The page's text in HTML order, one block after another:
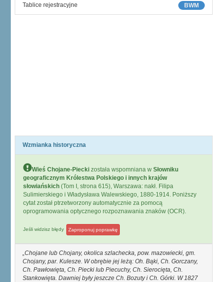
BWM
Tablice rejestracyjne
Wzmianka historyczna
Wieś Chojane-Piecki została wspomniana w Słowniku
geograficznym Królestwa Polskiego i innych krajów
słowiańskich (Tom I, strona 615), Warszawa: nakł. Filipa
Sulimierskiego i Władysława Walewskiego, 1880-1914. Poniższy
cytat został ptrzetworzony automatycznie za pomocą
oprogramowania optycznego rozpoznawania znaków (OCR).
Jeśli widzisz błędy Zaproponuj poprawkę
Chojane lub Chojany, okolica szlachecka, pow. mazowiecki, gm.
Chojany, par. Kulesze. W obrębie jej leżą: Oh. Bąki, Ch. Gorczany,
Ch. Pawłowięta, Ch. Piecki lub Piecuchy, Ch. Sierocięta, Ch.
Stankowięta. Dawniej były jeszcze Ch. Bozuty i Ch. Górki. W 1827